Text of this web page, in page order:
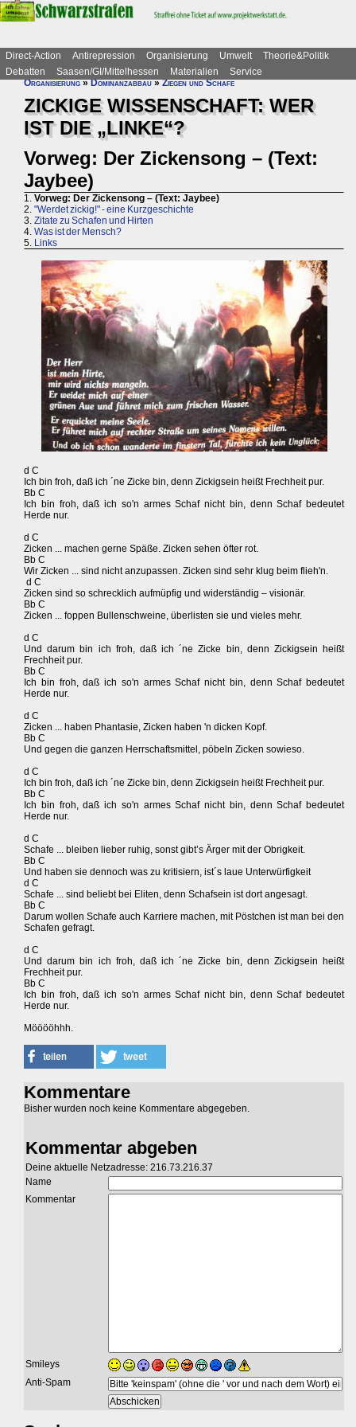
Direct-Action Antirepression Organisierung Umwelt
Theorie&Politik
Debatten
Saasen/GI/Mittelhessen Materialien
Service
Organisierung»Dominanzabbau»Ziegen und Schafe
ZICKIGE WISSENSCHAFT: WER
IST DIE „LINKE“?
Vorweg: Der Zickensong – (Text:
Jaybee)
1. Vorweg: Der Zickensong – (Text: Jaybee)
2. "Werdet zickig!" - eine Kurzgeschichte
3. Zitate zu Schafen und Hirten
4. Was ist der Mensch?
5. Links
d C
Ich bin froh, daß ich ´ne Zicke bin, denn Zickigsein heißt Frechheit pur.
Bb C
Ich bin froh, daß ich so'n armes Schaf nicht bin, denn Schaf bedeutet
Herde nur.
d C
Zicken ... machen gerne Späße. Zicken sehen öfter rot.
Bb C
Wir Zicken ... sind nicht anzupassen. Zicken sind sehr klug beim flieh'n.
d C
Zicken sind so schrecklich aufmüpfig und widerständig – visionär.
Bb C
Zicken ... foppen Bullenschweine, überlisten sie und vieles mehr.
d C
Und darum bin ich froh, daß ich ´ne Zicke bin, denn Zickigsein heißt
Frechheit pur.
Bb C
Ich bin froh, daß ich so'n armes Schaf nicht bin, denn Schaf bedeutet
Herde nur.
d C
Zicken ... haben Phantasie, Zicken haben 'n dicken Kopf.
Bb C
Und gegen die ganzen Herrschaftsmittel, pöbeln Zicken sowieso.
d C
Ich bin froh, daß ich ´ne Zicke bin, denn Zickigsein heißt Frechheit pur.
Bb C
Ich bin froh, daß ich so'n armes Schaf nicht bin, denn Schaf bedeutet
Herde nur.
d C
Schafe ... bleiben lieber ruhig, sonst gibt’s Ärger mit der Obrigkeit.
Bb C
Und haben sie dennoch was zu kritisiern, ist´s laue Unterwürfigkeit
d C
Schafe ... sind beliebt bei Eliten, denn Schafsein ist dort angesagt.
Bb C
Darum wollen Schafe auch Karriere machen, mit Pöstchen ist man bei den
Schafen gefragt.
d C
Und darum bin ich froh, daß ich ´ne Zicke bin, denn Zickigsein heißt
Frechheit pur.
Bb C
Ich bin froh, daß ich so'n armes Schaf nicht bin, denn Schaf bedeutet
Herde nur.
Mööööhhh.
Kommentare
Bisher wurden noch keine Kommentare abgegeben.
Kommentar abgeben
Deine aktuelle Netzadresse: 216.73.216.37
Name
Kommentar
Smileys
Anti-Spam